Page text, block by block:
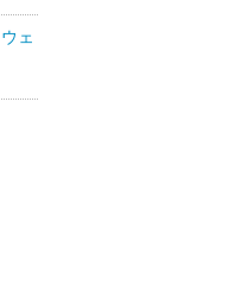
ェ